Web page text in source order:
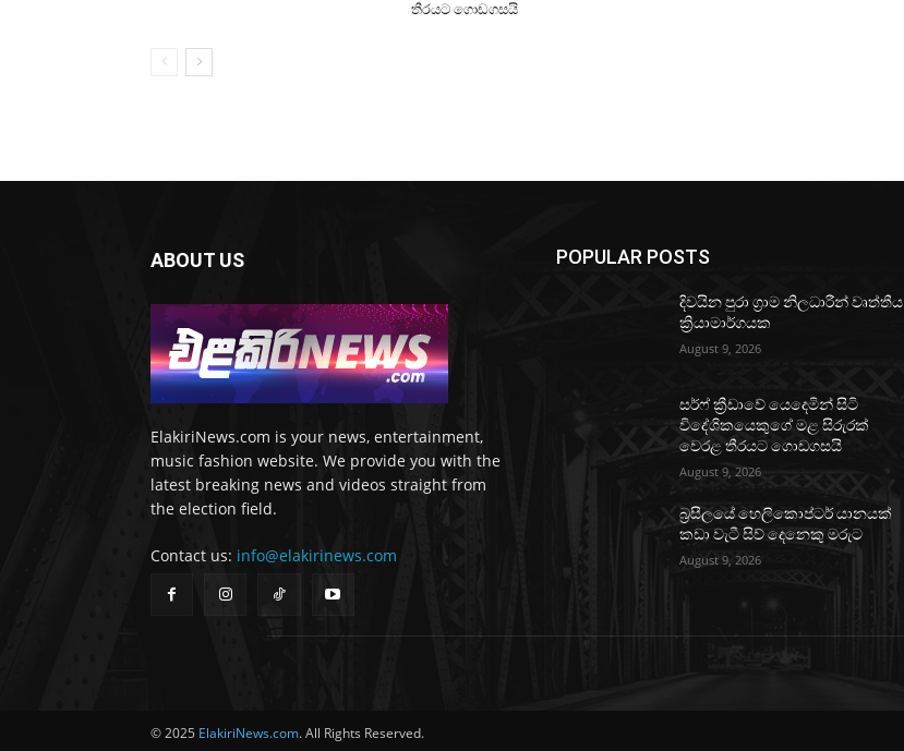
තීරයට ගොඩගසයි
ABOUT US
ElakiriNews.com is your news, entertainment,
music fashion website. We provide you with the
latest breaking news and videos straight from
the election field.
Contact us: info@elakirinews.com
POPULAR POSTS
දිවයින පුරා ග්‍රාම නිලධාරීන් වෘත්තීය
ක්‍රියාමාර්ගයක
August 9, 2026
සර්ෆ් ක්‍රීඩාවේ යෙදෙමින් සිටි
විදේශිකයෙකුගේ මළ සිරුරක්
වෙරළ තීරයට ගොඩගසයි
August 9, 2026
බ්‍රසීලයේ හෙලිකොප්ටර් යානයක්
කඩා වැටී සිව් දෙනෙකු මරුට
August 9, 2026
© 2025 ElakiriNews.com. All Rights Reserved.